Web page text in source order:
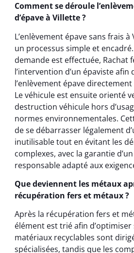
Comment se déroule
d’épave à Villette ?
L’enlèvement épave sans frais
un processus simple et
demande est effectuée, Rachat
l’intervention d’un épaviste afin
l’enlèvement épave
Le véhicule est ensuite orienté
destruction véhicule hors
normes environnementales.
de se débarrasser légalement
inutilisable tout en évitant les
complexes, avec la garantie
responsable adapté aux
Que deviennent les métaux
récupération fers et métaux ?
Après la récupération fers et
élément est trié afin d’optimiser
matériaux recyclables sont
spécialisées, tandis que les